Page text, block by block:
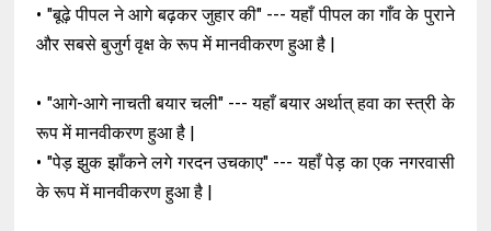
• "बूढ़े पीपल ने आगे बढ़कर जुहार की" --- यहाँ पीपल का गाँव के पुराने
और सबसे बुजुर्ग वृक्ष के रूप में मानवीकरण हुआ है |
• "आगे-आगे नाचती बयार चली" --- यहाँ बयार अर्थात् हवा का स्त्री के
रूप में मानवीकरण हुआ है |
• "पेड़ झुक झाँकने लगे गरदन उचकाए" --- यहाँ पेड़ का एक नगरवासी
के रूप में मानवीकरण हुआ है |